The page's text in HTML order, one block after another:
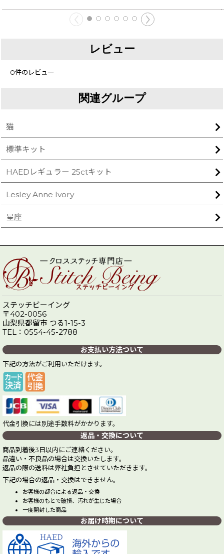
レビュー
0件のレビュー
関連グループ
猫
標準キット
HAEDレギュラー 25ctキット
Lesley Anne Ivory
星座
ステッチビーイング
〒402-0056
山梨県都留市 つる1-15-3
TEL：0554-45-2788
お支払い方法ついて
下記の方法がご利用いただけます。
代金引換には別途手数料がかかります。
返品・交換について
商品到着後3日以内にご連絡ください。
品違い・不良品の場合は交換いたします。
返品の際の送料は弊社負担とさせていただきます。
下記の場合の返品・交換はできません。
お客様の都合による返品・交換
お客様のもとで破損、汚れが生じた場合
一度開封した商品
お届け時期について